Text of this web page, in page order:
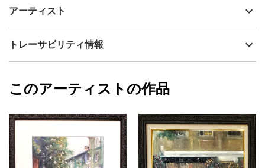
制作年
ミクストメディア
カラー
青
配送目安
二週間以内
JESUSPASTEL(ジーザスパステル)の混合技法で描いた人物画で
ーン×ゴールドのフレーム付きです。水彩紙は英国王室水彩画協会
アーティスト
神之浦由美
フォローする
トレーサビリティ情報
神之浦由美
このアーティストの作品